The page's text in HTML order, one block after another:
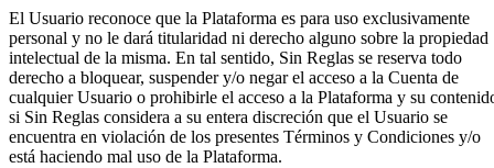
El Usuario reconoce que la Plataforma es para uso exclusivamente
personal y no le dará titularidad ni derecho alguno sobre la propiedad
intelectual de la misma. En tal sentido, Sin Reglas se reserva todo
derecho a bloquear, suspender y/o negar el acceso a la Cuenta de
cualquier Usuario o prohibirle el acceso a la Plataforma y su
si Sin Reglas considera a su entera discreción que el Usuario se
encuentra en violación de los presentes Términos y Condiciones y/o
está haciendo mal uso de la Plataforma.